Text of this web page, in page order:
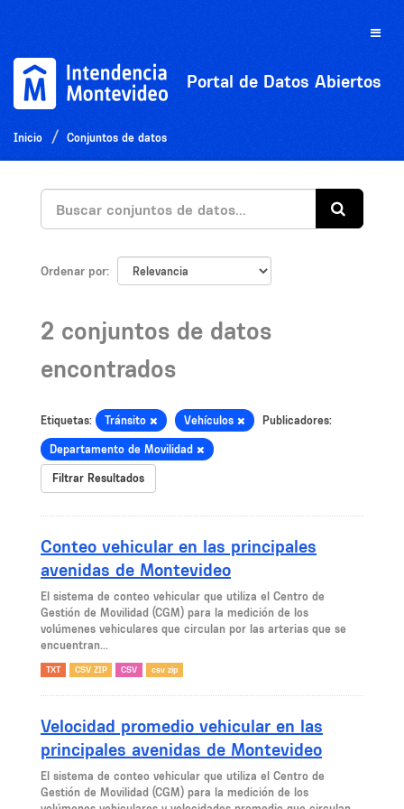
Toggle
Portal de Datos Abiertos
Inicio Conjuntos de datos
Ordenar por
2 conjuntos de datos
encontrados
Etiquetas: Tránsito Vehículos Publicadores:
Departamento de Movilidad
Filtrar Resultados
Conteo vehicular en las principales
avenidas de Montevideo
El sistema de conteo vehicular que utiliza el Centro de
Gestión de Movilidad (CGM) para la medición de los
volúmenes vehiculares que circulan por las arterias que se
encuentran...
TXT CSV ZIP CSV csv zip
Velocidad promedio vehicular en las
principales avenidas de Montevideo
El sistema de conteo vehicular que utiliza el Centro de
Gestión de Movilidad (CGM) para la medición de los